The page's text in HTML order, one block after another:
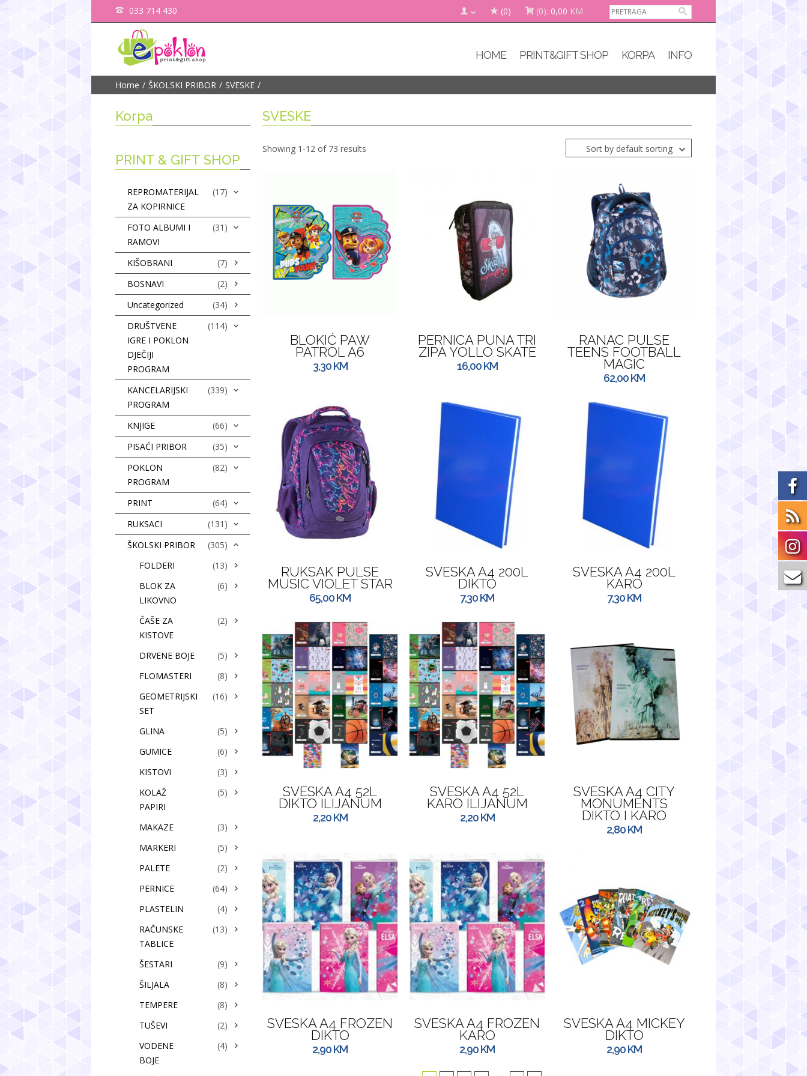
033 714 430 (0) (0): 0,00 KM
HOME PRINT&GIFT SHOP KORPA INFO
Home ŠKOLSKI PRIBOR SVESKE
SVESKE
Showing 1-12 of 73 results Sort by default sorting
BLOKIĆ PAW
PATROL A6
3,30KM
PERNICA PUNA TRI
ZIPA YOLLO SKATE
16,00KM
RANAC PULSE
TEENS FOOTBALL
MAGIC
62,00KM
RUKSAK PULSE
MUSIC VIOLET STAR
65,00KM
SVESKA A4 200L
DIKTO
7,30KM
SVESKA A4 200L
KARO
7,30KM
SVESKA A4 52L
DIKTO ILIJANUM
2,20KM
SVESKA A4 52L
KARO ILIJANUM
2,20KM
SVESKA A4 CITY
MONUMENTS
DIKTO I KARO
2,80KM
SVESKA A4 FROZEN
DIKTO
2,90KM
SVESKA A4 FROZEN
KARO
2,90KM
SVESKA A4 MICKEY
DIKTO
2,90KM
Korpa
PRINT & GIFT SHOP
REPROMATERIJAL
ZA KOPIRNICE
(17)
FOTO ALBUMI I
RAMOVI
(31)
KIŠOBRANI
(7)
BOSNAVI
(2)
Uncategorized
(34)
DRUŠTVENE
IGRE I POKLON
DJEČIJI
PROGRAM
(114)
KANCELARIJSKI
PROGRAM
(339)
KNJIGE
(66)
PISAĆI PRIBOR
(35)
POKLON
PROGRAM
(82)
PRINT
(64)
RUKSACI
(131)
ŠKOLSKI PRIBOR
(305)
FOLDERI
(13)
BLOK ZA
LIKOVNO
(6)
ČAŠE ZA
KISTOVE
(2)
DRVENE BOJE
(5)
FLOMASTERI
(8)
GEOMETRIJSKI
SET
(16)
GLINA
(5)
GUMICE
(6)
KISTOVI
(3)
KOLAŽ
PAPIRI
(5)
MAKAZE
(3)
MARKERI
(5)
PALETE
(2)
PERNICE
(64)
PLASTELIN
(4)
RAČUNSKE
TABLICE
(13)
ŠESTARI
(9)
ŠILJALA
(8)
TEMPERE
(8)
TUŠEVI
(2)
VODENE
BOJE
(4)